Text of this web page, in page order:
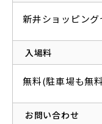
新井ショッピン
入場料
無料(駐車場も無
お問い合わせ